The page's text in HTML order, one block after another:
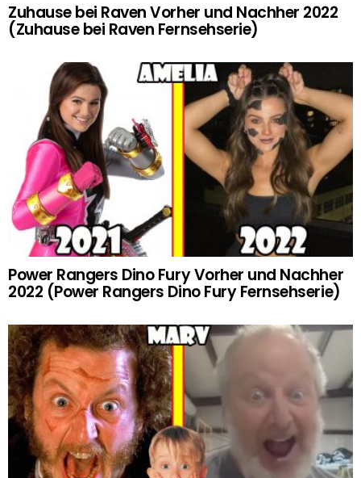
Zuhause bei Raven Vorher und Nachher 2022
(Zuhause bei Raven Fernsehserie)
Power Rangers Dino Fury Vorher und Nachher
2022 (Power Rangers Dino Fury Fernsehserie)